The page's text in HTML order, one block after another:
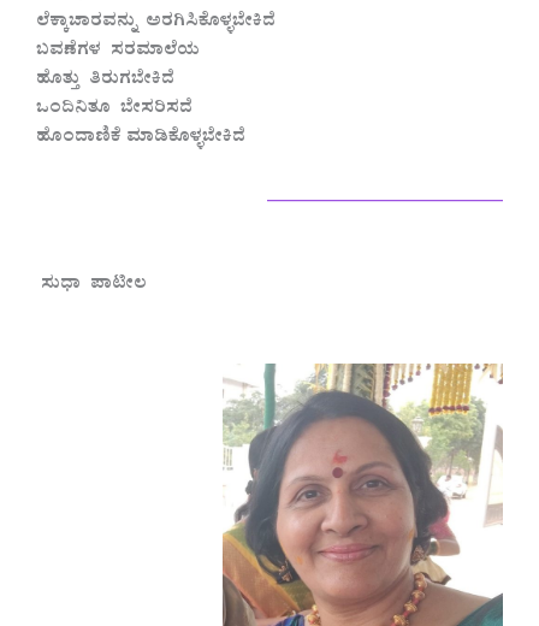
ಲೆಕ್ಕಾಚಾರವನ್ನು ಅರಗಿಸಿಕೊಳ್ಳಬೇಕಿದೆ
ಬವಣೆಗಳ ಸರಮಾಲೆಯ
ಹೊತ್ತು ತಿರುಗಬೇಕಿದೆ
ಒಂದಿನಿತೂ ಬೇಸರಿಸದೆ
ಹೊಂದಾಣಿಕೆ ಮಾಡಿಕೊಳ್ಳಬೇಕಿದೆ
————————–
ಸುಧಾ ಪಾಟೀಲ